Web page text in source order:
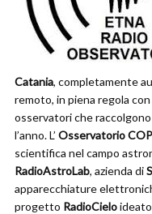
Catania, completamente
remoto, in piena regola
osservatori che
l’anno. L’ Osservatorio
scientifica nel campo
RadioAstroLab, azienda di
apparecchiature
progetto RadioCielo